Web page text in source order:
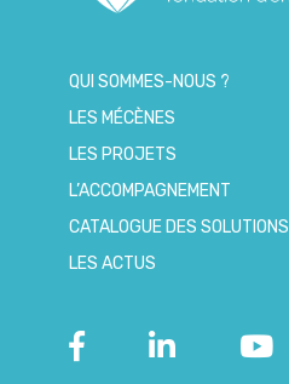
QUI SOMMES-NOUS ?
LES MÉCÈNES
LES PROJETS
L’ACCOMPAGNEMENT
CATALOGUE DES SOLUTIONS
LES ACTUS